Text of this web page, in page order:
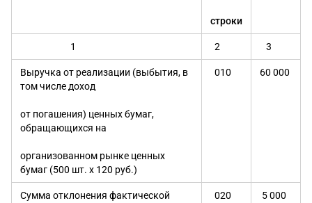
строки
1 2 3
Выручка от реализации (выбытия, в
том числе доход
от погашения) ценных бумаг,
обращающихся на
организованном рынке ценных
бумаг (500 шт. х 120 руб.)
010 60 000
Сумма отклонения фактической
020 5 000